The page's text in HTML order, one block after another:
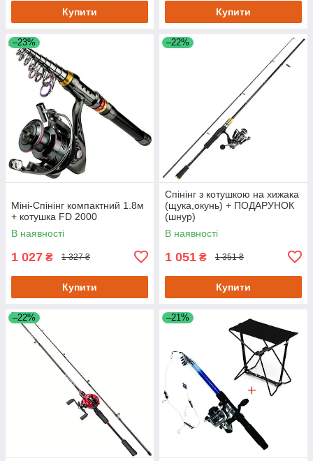
Купити Купити
–23%
Міні-Спінінг компактний 1.8м
+ котушка FD 2000
В наявності
1 027 ₴ 1 327 ₴
Купити
–22%
Спінінг з котушкою на хижака
(щука,окунь) + ПОДАРУНОК
(шнур)
В наявності
1 051 ₴ 1 351 ₴
Купити
–22% –21%